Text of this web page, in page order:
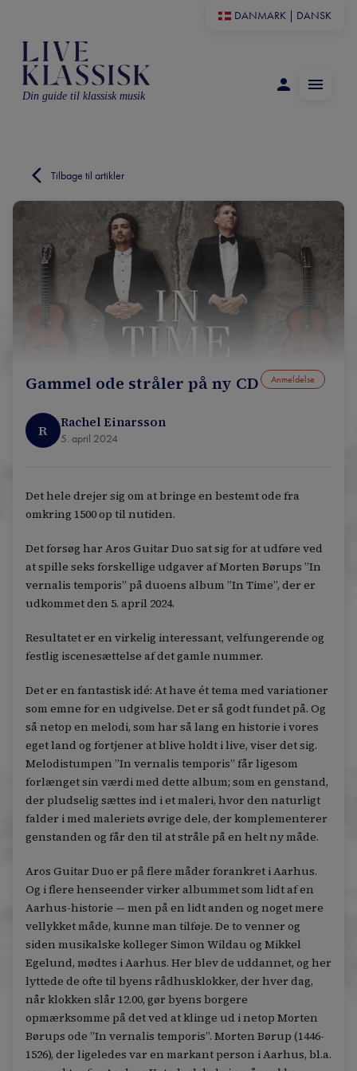
DANMARK DANSK
Din guide til klassisk musik
Tilbage til artikler
Gammel ode stråler på ny CD Anmeldelse
R Rachel Einarsson
5. april 2024
Det hele drejer sig om at bringe en bestemt ode fra
omkring 1500 op til nutiden.
Det forsøg har Aros Guitar Duo sat sig for at udføre ved
at spille seks forskellige udgaver af Morten Børups ”In
vernalis temporis” på duoens album ”In Time”, der er
udkommet den 5. april 2024.
Resultatet er en virkelig interessant, velfungerende og
festlig iscenesættelse af det gamle nummer.
Det er en fantastisk idé: At have ét tema med variationer
som emne for en udgivelse. Det er så godt fundet på. Og
så netop en melodi, som har så lang en historie i vores
eget land og fortjener at blive holdt i live, viser det sig.
Melodistumpen ”In vernalis temporis” får ligesom
forlænget sin værdi med dette album; som en genstand,
der pludselig sættes ind i et maleri, hvor den naturligt
falder i med maleriets øvrige dele, der komplementerer
genstanden og får den til at stråle på en helt ny måde.
Aros Guitar Duo er på flere måder forankret i Aarhus.
Og i flere henseender virker albummet som lidt af en
Aarhus-historie — men på en lidt anden og noget mere
vellykket måde, kunne man tilføje. De to venner og
siden musikalske kolleger Simon Wildau og Mikkel
Egelund, mødtes i Aarhus. Her blev de uddannet, og her
lyttede de ofte til byens rådhusklokker, der hver dag,
når klokken slår 12.00, gør byens borgere
opmærksomme på det ved at klinge ud i netop Morten
Børups ode ”In vernalis temporis”. Morten Børup (1446-
1526), der ligeledes var en markant person i Aarhus, bl.a.